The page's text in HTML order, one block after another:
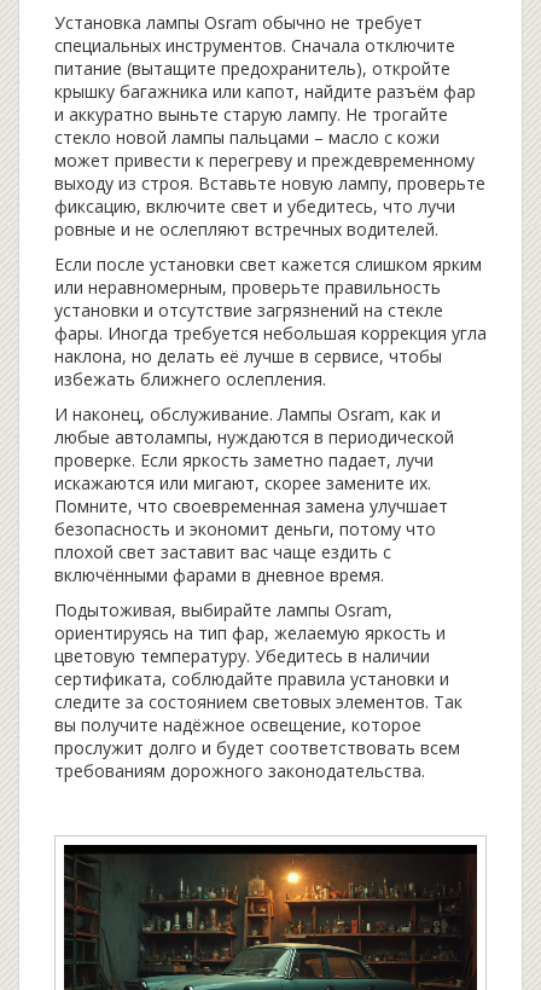
Установка лампы Osram обычно не требует
специальных инструментов. Сначала отключите
питание (вытащите предохранитель), откройте
крышку багажника или капот, найдите разъём фар
и аккуратно выньте старую лампу. Не трогайте
стекло новой лампы пальцами – масло с кожи
может привести к перегреву и преждевременному
выходу из строя. Вставьте новую лампу, проверьте
фиксацию, включите свет и убедитесь, что лучи
ровные и не ослепляют встречных водителей.
Если после установки свет кажется слишком ярким
или неравномерным, проверьте правильность
установки и отсутствие загрязнений на стекле
фары. Иногда требуется небольшая коррекция угла
наклона, но делать её лучше в сервисе, чтобы
избежать ближнего ослепления.
И наконец, обслуживание. Лампы Osram, как и
любые автолампы, нуждаются в периодической
проверке. Если яркость заметно падает, лучи
искажаются или мигают, скорее замените их.
Помните, что своевременная замена улучшает
безопасность и экономит деньги, потому что
плохой свет заставит вас чаще ездить с
включёнными фарами в дневное время.
Подытоживая, выбирайте лампы Osram,
ориентируясь на тип фар, желаемую яркость и
цветовую температуру. Убедитесь в наличии
сертификата, соблюдайте правила установки и
следите за состоянием световых элементов. Так
вы получите надёжное освещение, которое
прослужит долго и будет соответствовать всем
требованиям дорожного законодательства.